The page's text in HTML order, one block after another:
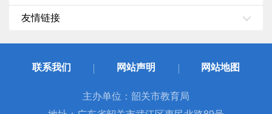
友情链接
联系我们 网站声明 网站地图
主办单位：韶关市教育局